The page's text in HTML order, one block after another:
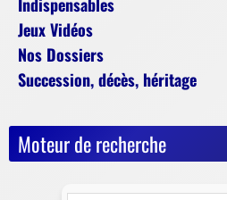
Jeux Vidéos
Nos Dossiers
Succession, décès, héritage
Moteur de recherche